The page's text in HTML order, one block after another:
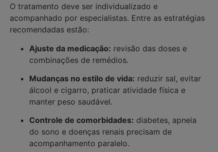
O tratamento deve ser individualizado e
acompanhado por especialistas. Entre as estratégias
recomendadas estão:
Ajuste da medicação: revisão das doses e
combinações de remédios.
Mudanças no estilo de vida: reduzir sal, evitar
álcool e cigarro, praticar atividade física e
manter peso saudável.
Controle de comorbidades: diabetes, apneia
do sono e doenças renais precisam de
acompanhamento paralelo.